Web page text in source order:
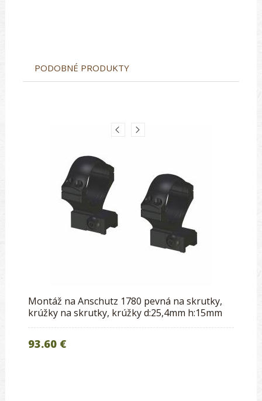
PODOBNÉ PRODUKTY
Montáž na Anschutz 1780 pevná na skrutky,
krúžky na skrutky, krúžky d:25,4mm h:15mm
93.60 €